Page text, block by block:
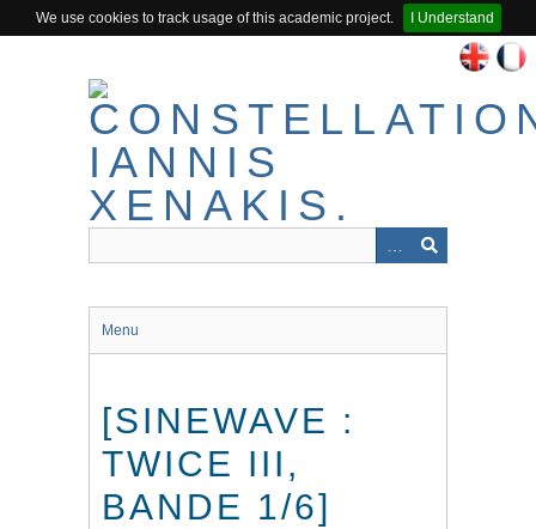
We use cookies to track usage of this academic project.
I Understand
Menu
[SINEWAVE :
TWICE III,
BANDE 1/6]